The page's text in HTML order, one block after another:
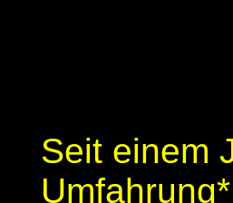
Seit einem